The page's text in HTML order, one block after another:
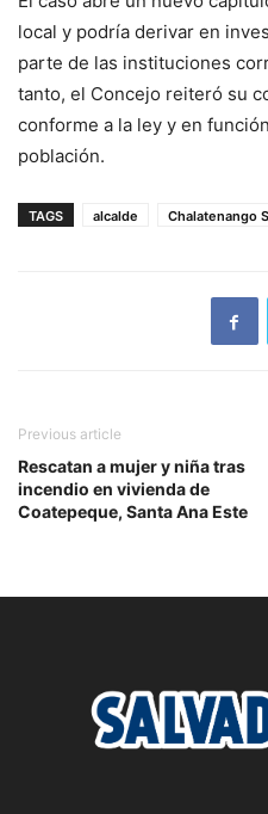
local y podría derivar en
parte de las instituciones
tanto, el Concejo reiteró su
conforme a la ley y en
población.
TAGS alcalde Chalatenango
Previous article
Rescatan a mujer y niña tras
incendio en vivienda de
Coatepeque, Santa Ana Este